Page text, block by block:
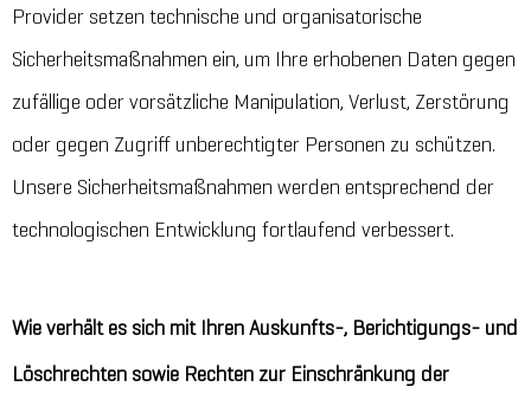
Provider setzen technische und organisatorische
Sicherheitsmaßnahmen ein, um Ihre erhobenen Daten gegen
zufällige oder vorsätzliche Manipulation, Verlust, Zerstörung
oder gegen Zugriff unberechtigter Personen zu schützen.
Unsere Sicherheitsmaßnahmen werden entsprechend der
technologischen Entwicklung fortlaufend verbessert.
Wie verhält es sich mit Ihren Auskunfts-, Berichtigungs- und
Löschrechten sowie Rechten zur Einschränkung der